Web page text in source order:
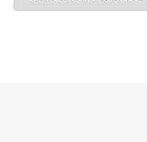
archivées